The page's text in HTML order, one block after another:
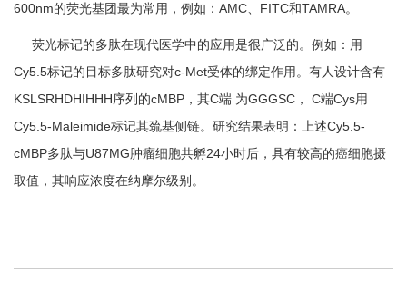
600nm的荧光基团最为常用，例如：AMC、FITC和TAMRA。
荧光标记的多肽在现代医学中的应用是很广泛的。例如：用
Cy5.5标记的目标多肽研究对c-Met受体的绑定作用。有人设计含有
KSLSRHDHIHHH序列的cMBP，其C端 为GGGSC， C端Cys用
Cy5.5-Maleimide标记其巯基侧链。研究结果表明：上述Cy5.5-
cMBP多肽与U87MG肿瘤细胞共孵24小时后，具有较高的癌细胞摄
取值，其响应浓度在纳摩尔级别。